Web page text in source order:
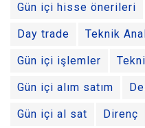
Gün içi hisse önerileri
Day trade Teknik
Gün içi işlemler
Gün içi alım satım
Gün içi al sat Direnç